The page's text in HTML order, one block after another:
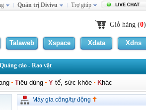
Quản trị Divivu Trợ giúp
Giỏ hàng (0)
Talaweb Xspace Xdata Xdns
Quảng cáo - Rao vặt
Tiêu dùng Y tế, sức khỏe Khác
Máy gia công/tự động
Máy vạn năng
Máy CNC